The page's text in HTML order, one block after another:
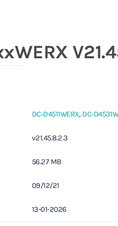
DC-D4511WERX, DC-
v21.45.8.2.3
56.27 MB
09/12/21
13-01-2026